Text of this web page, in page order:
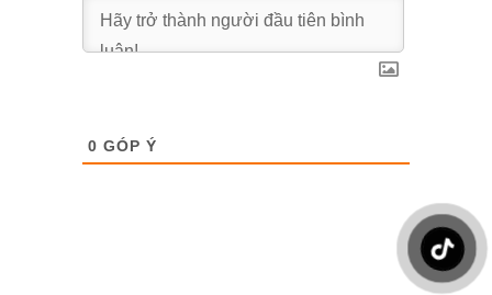
0 GÓP Ý